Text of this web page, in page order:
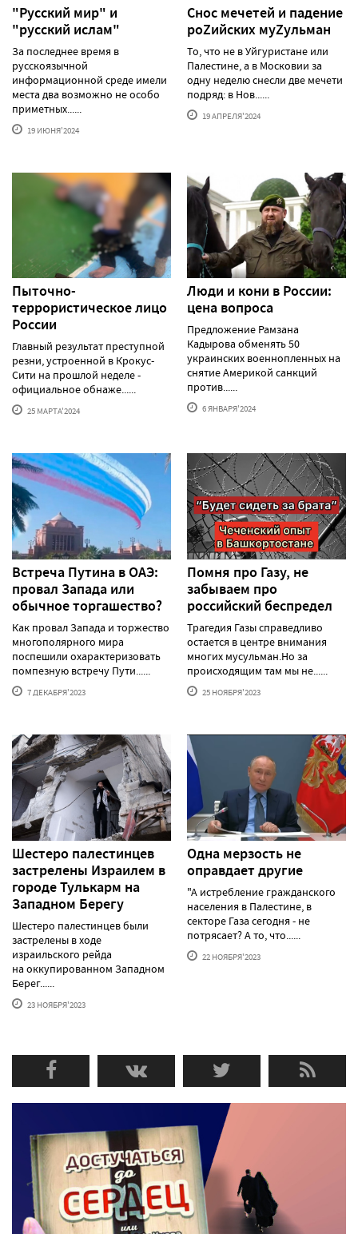
"Русский мир" и
"русский ислам"
За последнее время в
русскоязычной
информационной среде имели
места два возможно не особо
приметных......
19 ИЮНЯ'2024
Снос мечетей и падение
роZийских муZульман
То, что не в Уйгуристане или
Палестине, а в Московии за
одну неделю снесли две мечети
подряд: в Нов......
19 АПРЕЛЯ'2024
Пыточно-
террористическое лицо
России
Главный результат преступной
резни, устроенной в Крокус-
Сити на прошлой неделе -
официальное обнаже......
25 МАРТА'2024
Люди и кони в России:
цена вопроса
Предложение Рамзана
Кадырова обменять 50
украинских военнопленных на
снятие Америкой санкций
против......
6 ЯНВАРЯ'2024
Встреча Путина в ОАЭ:
провал Запада или
обычное торгашество?
Как провал Запада и торжество
многополярного мира
поспешили охарактеризовать
помпезную встречу Пути......
7 ДЕКАБРЯ'2023
Помня про Газу, не
забываем про
российский беспредел
Трагедия Газы справедливо
остается в центре внимания
многих мусульман.Но за
происходящим там мы не......
25 НОЯБРЯ'2023
Шестеро палестинцев
застрелены Израилем в
городе Тулькарм на
Западном Берегу
Шестеро палестинцев были
застрелены в ходе
израильского рейда
на оккупированном Западном
Берег......
23 НОЯБРЯ'2023
Одна мерзость не
оправдает другие
"А истребление гражданского
населения в Палестине, в
секторе Газа сегодня - не
потрясает? А то, что......
22 НОЯБРЯ'2023